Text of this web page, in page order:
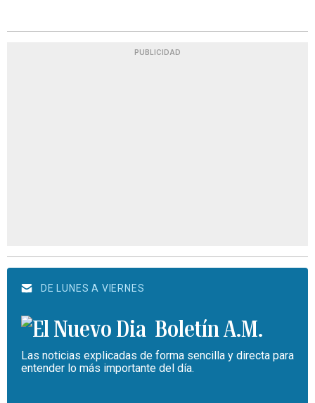
PUBLICIDAD
DE LUNES A VIERNES
Boletín A.M.
Las noticias explicadas de forma sencilla y directa para
entender lo más importante del día.